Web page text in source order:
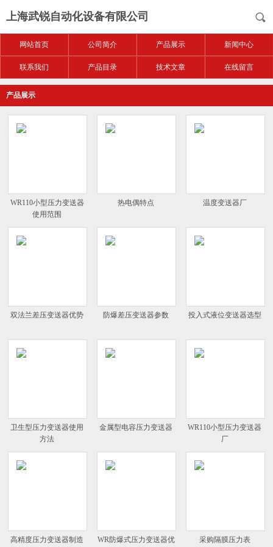
上海武锐自动化设备有限公司
网站首页 公司简介 产品展示 新闻中心
联系我们 产品目录 技术文章 在线留言
产品展示
WR110小型压力变送器
使用范围
热电偶特点 温度变送器厂
双法兰差压变送器优势 防爆差压变送器参数 投入式液位变送器选型
卫生型压力变送器使用
方法
金属型电容压力变送器
WR110小型压力变送器
厂
高精度压力变送器制造
WR防爆式压力变送器优
采购隔膜压力表